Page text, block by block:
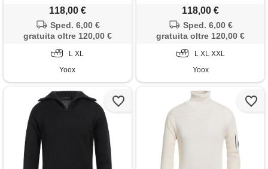
118,00 €
Sped. 6,00 €
gratuita oltre 120,00 €
L XL
Yoox
118,00 €
Sped. 6,00 €
gratuita oltre 120,00 €
L XL XXL
Yoox